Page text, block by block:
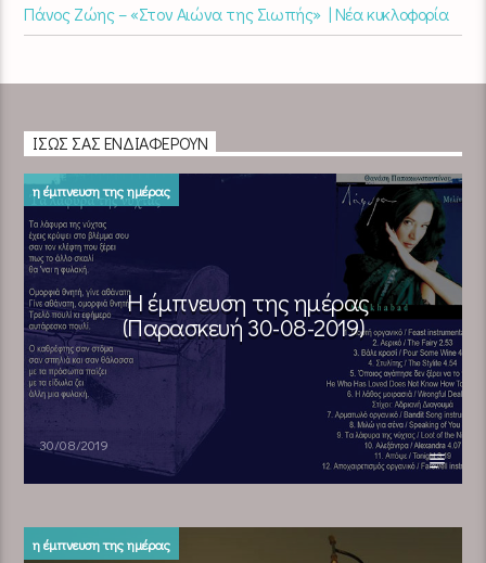
Πάνος Ζώης – «Στον Αιώνα της Σιωπής» | Νέα κυκλοφορία
ΊΣΩΣ ΣΑΣ ΕΝΔΙΑΦΈΡΟΥΝ
η έμπνευση της ημέρας
Η έμπνευση της ημέρας
(Παρασκευή 30-08-2019)
30/08/2019
η έμπνευση της ημέρας